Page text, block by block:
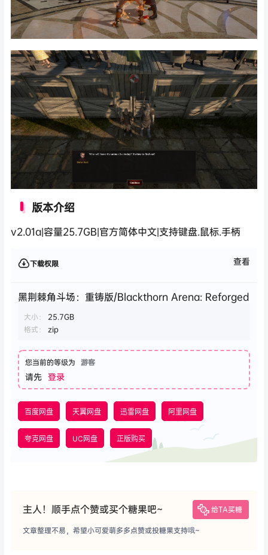
版本介绍
v2.01a|容量25.7GB|官方简体中文|支持键盘.鼠标.手柄
下载权限 查看
黑荆棘角斗场：重铸版/Blackthorn Arena: Reforged
大小：
25.7GB
格式：
zip
您当前的等级为 游客
请先 登录
百度网盘 天翼网盘 迅雷网盘 阿里网盘
夸克网盘 UC网盘 正版购买
主人！顺手点个赞或买个糖果吧~ 给TA买糖
文章整理不易，希望小可爱萌多多点赞或投糖果支持哦~